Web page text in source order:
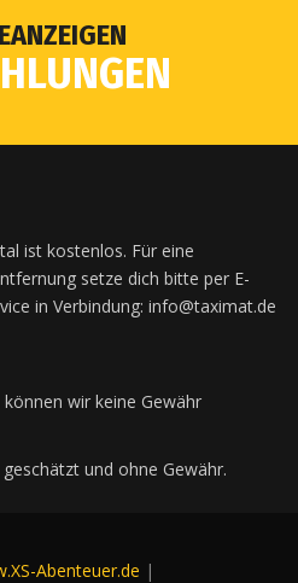
ist kostenlos. Für eine
setze dich bitte per E-
in Verbindung: info@taximat.de
wir keine Gewähr
und ohne Gewähr.
Abenteuer.de |